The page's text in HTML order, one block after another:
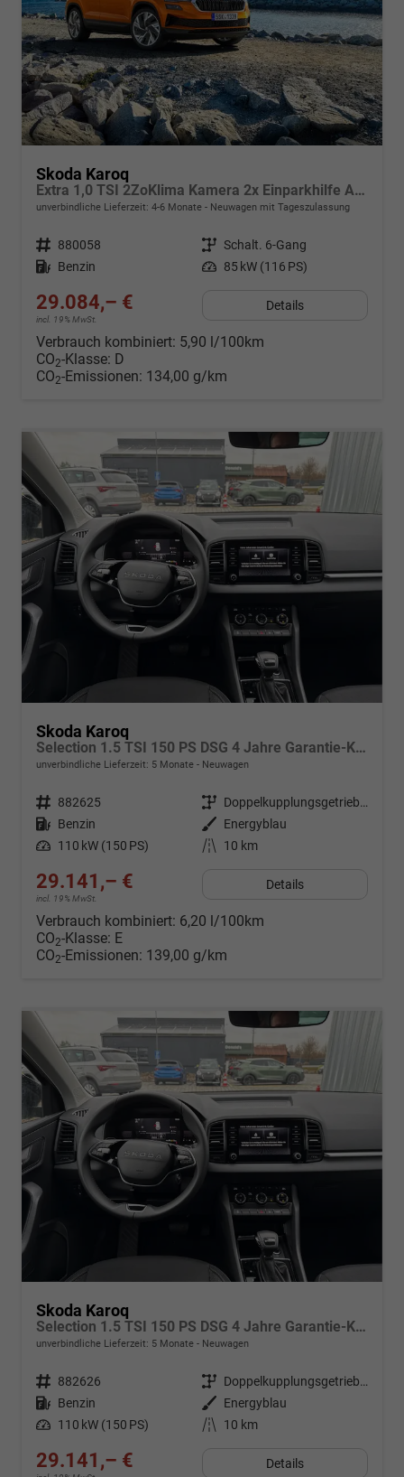
Skoda Karoq
Extra 1,0 TSI 2ZoKlima Kamera 2x Einparkhilfe Alu Felgen 5J Garantie Sitzheizung LED Scheinwerfer ACC
unverbindliche Lieferzeit: 4-6 Monate Neuwagen mit Tageszulassung
Fahrzeugnr. 880058 Getriebe Schalt. 6-Gang
Kraftstoff Benzin Leistung 85 kW (116 PS)
29.084,– €
incl. 19% MwSt.
Details
Verbrauch kombiniert: 5,90 l/100km
CO2-Klasse: D
CO2-Emissionen: 134,00 g/km
Skoda Karoq
Selection 1.5 TSI 150 PS DSG 4 Jahre Garantie-Keyless Start-AppleCarPlay-AndroidAuto-Sunset-Tempomat-2-Zonen-Klima-16''Alu
unverbindliche Lieferzeit: 5 Monate Neuwagen
Fahrzeugnr. 882625 Getriebe
Doppelkupplungsgetriebe (DSG)
Kraftstoff Benzin Außenfarbe
Energyblau
Leistung 110 kW (150 PS) Kilometerstand 10 km
29.141,– €
incl. 19% MwSt.
Details
Verbrauch kombiniert: 6,20 l/100km
CO2-Klasse: E
CO2-Emissionen: 139,00 g/km
Skoda Karoq
Selection 1.5 TSI 150 PS DSG 4 Jahre Garantie-Keyless Start-AppleCarPlay-AndroidAuto-Sunset-Tempomat-2-Zonen-Klima-16''Alu
unverbindliche Lieferzeit: 5 Monate Neuwagen
Fahrzeugnr. 882626 Getriebe
Doppelkupplungsgetriebe (DSG)
Kraftstoff Benzin Außenfarbe
Energyblau
Leistung 110 kW (150 PS) Kilometerstand 10 km
29.141,– € Details